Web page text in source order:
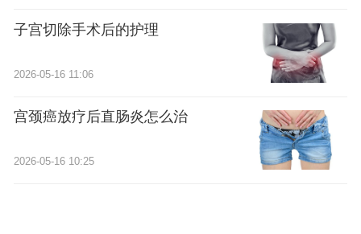
子宫切除手术后的护理
2026-05-16 11:06
宫颈癌放疗后直肠炎怎么治
2026-05-16 10:25